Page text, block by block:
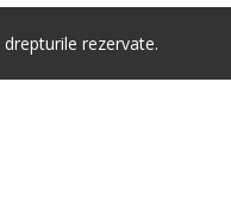
rezervate.